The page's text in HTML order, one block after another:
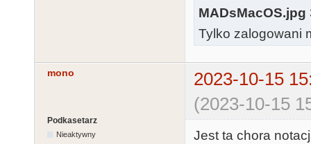
MADsMacOS.jpg
Tylko zalogowani
mono
2023-10-15
(2023-10-15
Podkasetarz
Nieaktywny Jest ta chora